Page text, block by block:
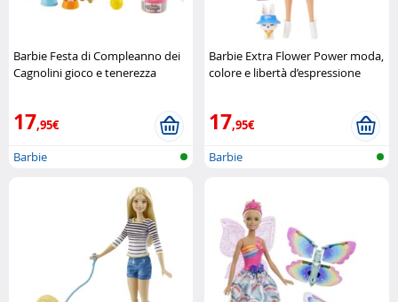
Barbie Festa di Compleanno dei
Cagnolini gioco e tenerezza
17,95€
Barbie
Barbie Extra Flower Power moda,
colore e libertà d’espressione
17,95€
Barbie